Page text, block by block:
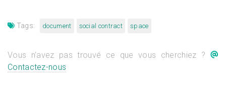
Tags: document social contract space
Vous n'avez pas trouvé ce que vous cherchiez ?
Contactez-nous